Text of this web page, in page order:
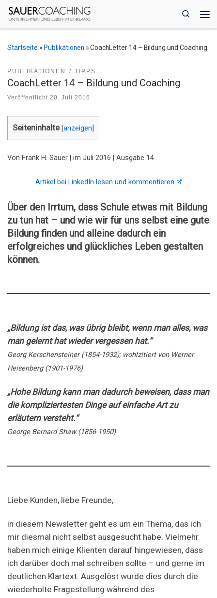
Zum Inhalt springen
Search
Startseite » Publikationen »CoachLetter 14 – Bildung und Coaching
PUBLIKATIONEN TIPPS
CoachLetter 14 – Bildung und Coaching
Veröffentlicht 20. Juli 2016
Seiteninhalte [anzeigen]
Von Frank H. Sauer | im Juli 2016 | Ausgabe 14
Artikel bei LinkedIn lesen und kommentieren
Über den Irrtum, dass Schule etwas mit Bildung
zu tun hat – und wie wir für uns selbst eine gute
Bildung finden und alleine dadurch ein
erfolgreiches und glückliches Leben gestalten
können.
„Bildung ist das, was übrig bleibt, wenn man alles, was
man gelernt hat wieder vergessen hat.“
Georg Kerschensteiner (1854-1932); wohlzitiert von Werner
Heisenberg (1901-1976)
„Hohe Bildung kann man dadurch beweisen, dass man
die kompliziertesten Dinge auf einfache Art zu
erläutern versteht.“
George Bernard Shaw (1856-1950)
Liebe Kunden, liebe Freunde,
in diesem Newsletter geht es um ein Thema, das ich
mir diesmal nicht selbst ausgesucht habe. Vielmehr
haben mich einige Klienten darauf hingewiesen, dass
ich darüber doch mal schreiben sollte – und gerne im
deutlichen Klartext. Ausgelöst wurde dies durch die
wiederholte Fragestellung während des